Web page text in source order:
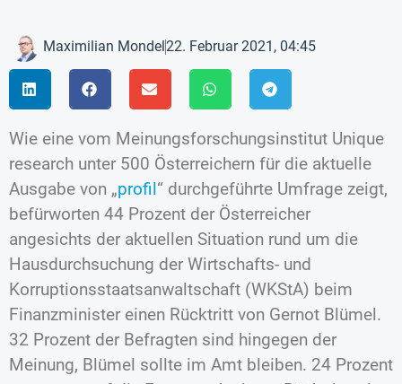
Maximilian Mondel 22. Februar 2021, 04:45
Wie eine vom Meinungsforschungsinstitut Unique
research unter 500 Österreichern für die aktuelle
Ausgabe von „profil“ durchgeführte Umfrage zeigt,
befürworten 44 Prozent der Österreicher
angesichts der aktuellen Situation rund um die
Hausdurchsuchung der Wirtschafts- und
Korruptionsstaatsanwaltschaft (WKStA) beim
Finanzminister einen Rücktritt von Gernot Blümel.
32 Prozent der Befragten sind hingegen der
Meinung, Blümel sollte im Amt bleiben. 24 Prozent